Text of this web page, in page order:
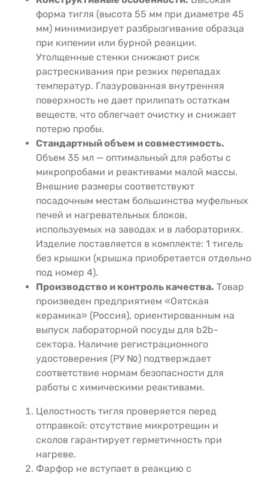
форма тигля (высота 55 мм при диаметре 45
мм) минимизирует разбрызгивание образца
при кипении или бурной реакции.
Утолщенные стенки снижают риск
растрескивания при резких перепадах
температур. Глазурованная внутренняя
поверхность не дает прилипать остаткам
веществ, что облегчает очистку и снижает
потерю пробы.
Стандартный объем и совместимость.
Объем 35 мл — оптимальный для работы с
микропробами и реактивами малой массы.
Внешние размеры соответствуют
посадочным местам большинства муфельных
печей и нагревательных блоков,
используемых на заводах и в лабораториях.
Изделие поставляется в комплекте: 1 тигель
без крышки (крышка приобретается отдельно
под номер 4).
Производство и контроль качества. Товар
произведен предприятием «Оятская
керамика» (Россия), ориентированным на
выпуск лабораторной посуды для b2b-
сектора. Наличие регистрационного
удостоверения (РУ №) подтверждает
соответствие нормам безопасности для
работы с химическими реактивами.
Целостность тигля проверяется перед
отправкой: отсутствие микротрещин и
сколов гарантирует герметичность при
нагреве.
Фарфор не вступает в реакцию с